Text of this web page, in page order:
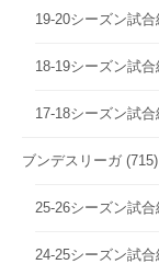
19-20シーズン試
18-19シーズン試
17-18シーズン試
ブンデスリーガ (715)
25-26シーズン試
24-25シーズン試